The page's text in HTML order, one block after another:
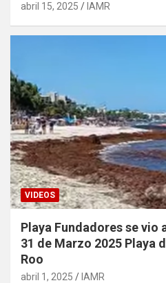
abril 15, 2025 IAMR
VIDEOS
Playa Fundadores se
31 de Marzo 2025 Playa
Roo
abril 1, 2025 IAMR